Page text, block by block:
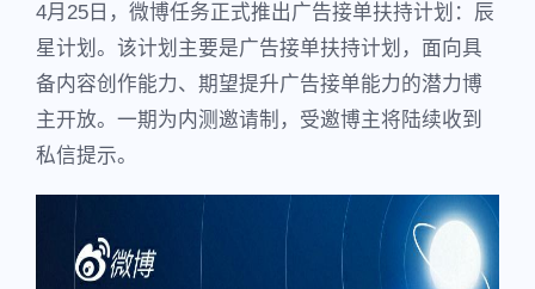
4月25日，微博任务正式推出广告接单扶持计划：辰
星计划。该计划主要是广告接单扶持计划，面向具
备内容创作能力、期望提升广告接单能力的潜力博
主开放。一期为内测邀请制，受邀博主将陆续收到
私信提示。